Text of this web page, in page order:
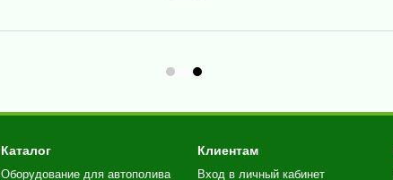
Каталог
Оборудование для автополива
Клиентам
Вход в личный кабинет